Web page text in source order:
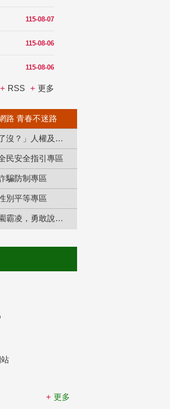
115-08-07
115-08-06
115-08-06
RSS 更多
路 青春不迷路
「補課了沒？」人權及轉型正義教育專區
民安全指引專區
騙防制專區
別平等專區
防制校園霸凌，勇敢說出來！
更多